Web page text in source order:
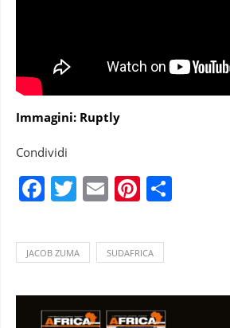
Immagini: Ruptly
Condividi
Facebook
Twitter
EmailPinterest
JACOB ZUMA SUDAFRICA